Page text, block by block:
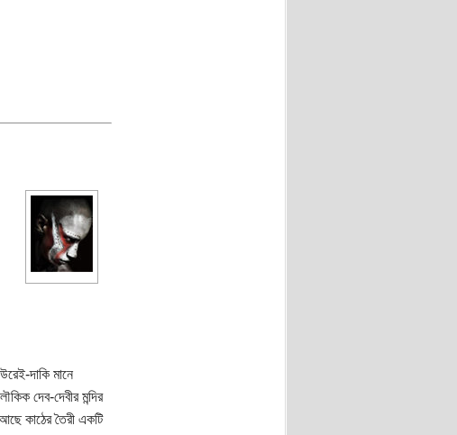
দাকি মানে
দেব-দেবীর মন্দির
আছে কাঠের তৈরী একটি